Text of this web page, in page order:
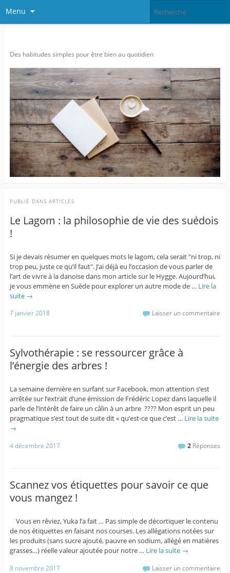
Menu
Des habitudes simples pour être bien au quotidien
PUBLIÉ DANS ARTICLES
Le Lagom : la philosophie de vie des suédois
!
Si je devais résumer en quelques mots le lagom, cela serait "ni trop, ni
trop peu, juste ce qu’il faut". J’ai déjà eu l’occasion de vous parler de
l’art de vivre à la danoise dans mon article sur le Hygge. Aujourd’hui,
je vous emmène en Suède pour explorer un autre mode de … Lire la
suite →
7 janvier 2018 Laisser un commentaire
Sylvothérapie : se ressourcer grâce à
l’énergie des arbres !
La semaine dernière en surfant sur Facebook, mon attention s’est
arrêtée sur l’extrait d’une émission de Frédéric Lopez dans laquelle il
parle de l’intérêt de faire un câlin à un arbre ???? Mon esprit un peu
pragmatique s’est tout de suite dit « qu’est-ce que c’est … Lire la suite
→
4 décembre 2017 2 Réponses
Scannez vos étiquettes pour savoir ce que
vous mangez !
Vous en rêviez, Yuka l’a fait … Pas simple de décortiquer le contenu
de nos étiquettes en faisant nos courses. Les allégations notées sur
les produits (sans sucre ajouté, pauvre en sodium, allégé en matières
grasses…) réelle valeur ajoutée pour notre … Lire la suite →
8 novembre 2017 Laisser un commentaire